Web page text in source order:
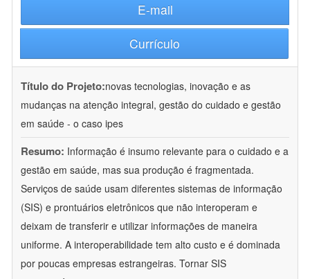
E-mail
Currículo
Título do Projeto:novas tecnologias, inovação e as
mudanças na atenção integral, gestão do cuidado e gestão
em saúde - o caso ipes
Resumo: Informação é insumo relevante para o cuidado e a
gestão em saúde, mas sua produção é fragmentada.
Serviços de saúde usam diferentes sistemas de informação
(SIS) e prontuários eletrônicos que não interoperam e
deixam de transferir e utilizar informações de maneira
uniforme. A interoperabilidade tem alto custo e é dominada
por poucas empresas estrangeiras. Tornar SIS